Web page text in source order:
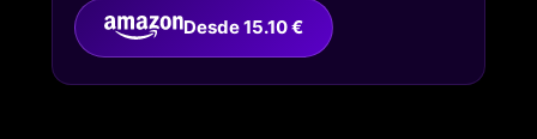
Desde 15.10 €